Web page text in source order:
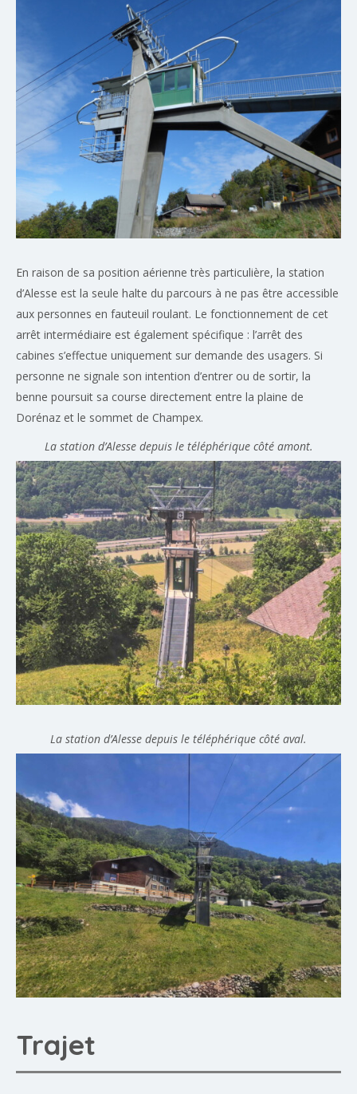
En raison de sa position aérienne très particulière, la station
d’Alesse est la seule halte du parcours à ne pas être accessible
aux personnes en fauteuil roulant. Le fonctionnement de cet
arrêt intermédiaire est également spécifique : l’arrêt des
cabines s’effectue uniquement sur demande des usagers. Si
personne ne signale son intention d’entrer ou de sortir, la
benne poursuit sa course directement entre la plaine de
Dorénaz et le sommet de Champex.
La station d’Alesse depuis le téléphérique côté amont.
La station d’Alesse depuis le téléphérique côté aval.
Trajet